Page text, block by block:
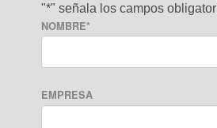
"*" señala los campos
NOMBRE*
EMPRESA